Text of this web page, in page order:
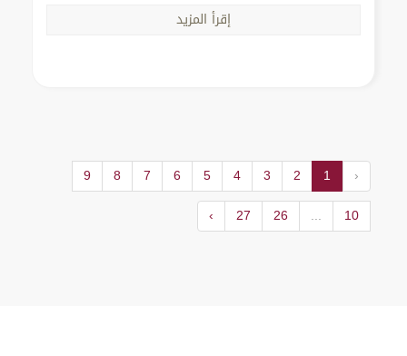
إقرأ المزيد
‹
1
2
3
4
5
6
7
8
9
10
...
26
27
›